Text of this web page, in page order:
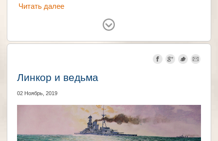
Читать далее
Великобритания Аргентина
Линкор и ведьма
02 Ноябрь, 2019